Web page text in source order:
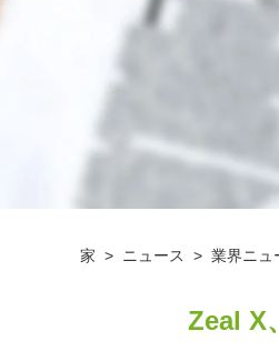
家 > ニュース > 業界ニュ
Zeal X